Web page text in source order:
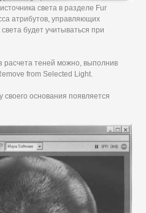
света в разделе Fur
атрибутов, управляющих
будет учитываться при
расчета теней можно, выполнив
from Selected Light.
основания появляется